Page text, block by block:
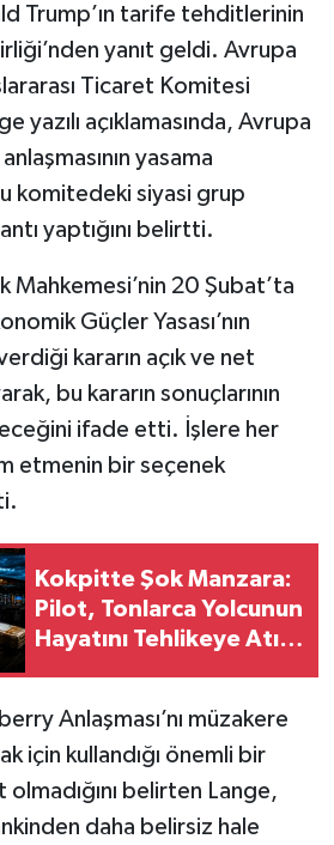
Trump’ın tarife tehditlerinin
yanıt geldi. Avrupa
Ticaret Komitesi
yazılı açıklamasında, Avrupa
yasama
komitedeki siyasi grup
yaptığını belirtti.
Mahkemesi’nin 20 Şubat’ta
Güçler Yasası’nın
verdiği kararın açık ve net
bu kararın sonuçlarının
ifade etti. İşlere her
etmenin bir seçenek
Kokpitte Şok Manzara:
Pilot, Tonlarca Yolcunun
Hayatını Tehlikeye Atıp
Anlaşması’nı müzakere
için kullandığı önemli bir
olmadığını belirten Lange,
daha belirsiz hale